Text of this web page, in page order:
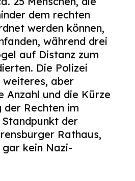
dem rechten
werden können,
während drei
auf Distanz zum
Die Polizei
aber
Anzahl und die Kürze
der Rechten im
der
Rathaus,
gar kein Nazi-